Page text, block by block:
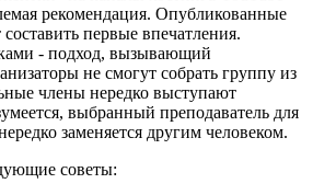
рекомендация. Опубликованные
первые впечатления.
- подход, вызывающий
не смогут собрать группу из
члены нередко выступают
выбранный преподаватель для
заменяется другим человеком.
советы: